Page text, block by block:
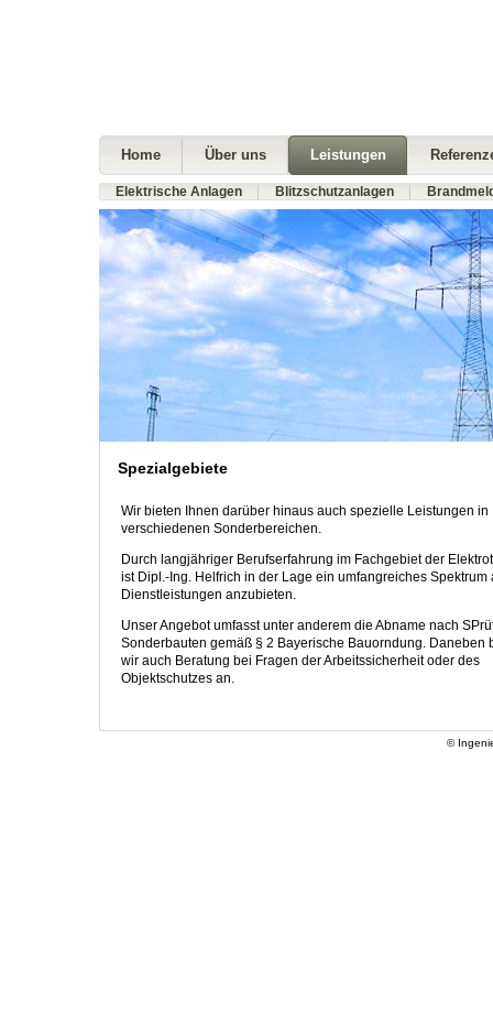
Home Über uns Leistungen
Elektrische Anlagen Blitzschutzanlagen
Spezialgebiete
Wir bieten Ihnen darüber hinaus auch spezielle Leistungen in
verschiedenen Sonderbereichen.
Durch langjähriger Berufserfahrung im Fachgebiet der
ist Dipl.-Ing. Helfrich in der Lage ein umfangreiches Spektrum
Dienstleistungen anzubieten.
Unser Angebot umfasst unter anderem die Abname nach
Sonderbauten gemäß § 2 Bayerische Bauorndung. Daneben
wir auch Beratung bei Fragen der Arbeitssicherheit oder des
Objektschutzes an.
©